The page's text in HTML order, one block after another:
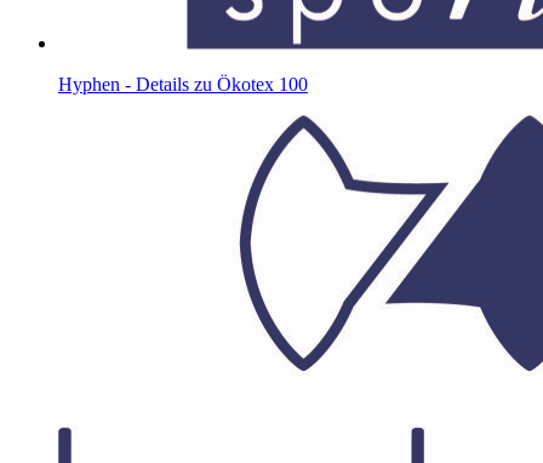
Hyphen - Details zu Ökotex 100